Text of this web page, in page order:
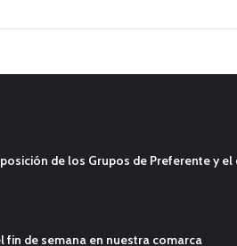
de los Grupos de Preferente y el
fin de semana en nuestra comarca